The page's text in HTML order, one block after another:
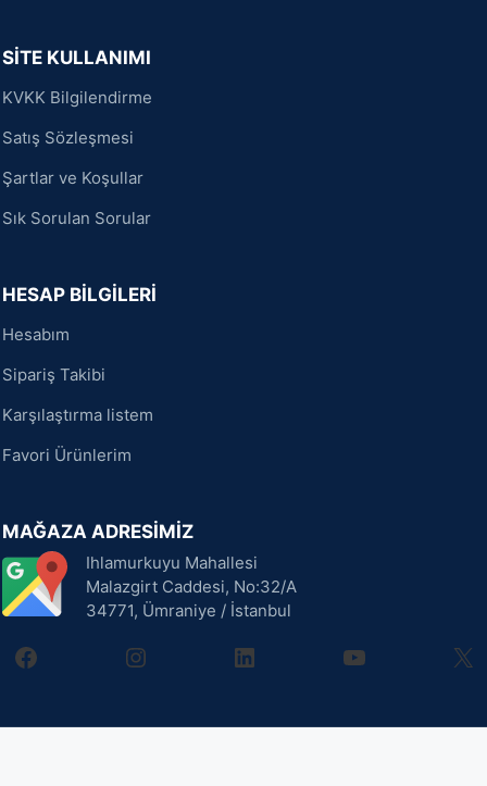
SİTE KULLANIMI
KVKK Bilgilendirme
Satış Sözleşmesi
Şartlar ve Koşullar
Sık Sorulan Sorular
HESAP BİLGİLERİ
Hesabım
Sipariş Takibi
Karşılaştırma listem
Favori Ürünlerim
MAĞAZA ADRESİMİZ
Ihlamurkuyu Mahallesi
Malazgirt Caddesi, No:32/A
34771, Ümraniye / İstanbul
facebookinstagramlinkedin youtube X